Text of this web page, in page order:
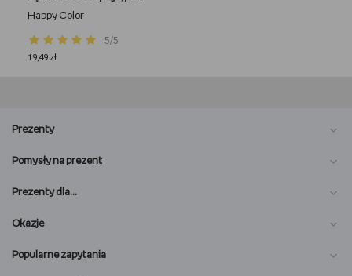
Happy Color
5/5
19,49 zł
Prezenty
Pomysły na prezent
Prezenty dla…
Okazje
Popularne zapytania